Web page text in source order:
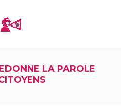
LA PAROLE